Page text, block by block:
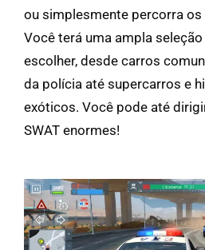
ou simplesmente percorra
Você terá uma ampla
escolher, desde carros
da polícia até supercarros e
exóticos. Você pode até
SWAT enormes!